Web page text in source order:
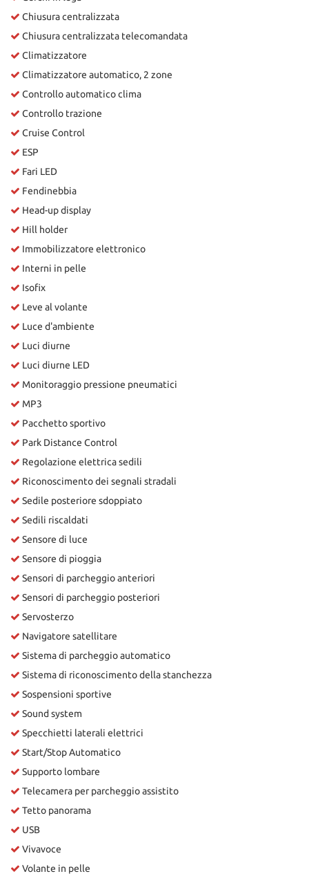
Chiusura centralizzata
Chiusura centralizzata telecomandata
Climatizzatore
Climatizzatore automatico, 2 zone
Controllo automatico clima
Controllo trazione
Cruise Control
ESP
Fari LED
Fendinebbia
Head-up display
Hill holder
Immobilizzatore elettronico
Interni in pelle
Isofix
Leve al volante
Luce d'ambiente
Luci diurne
Luci diurne LED
Monitoraggio pressione pneumatici
MP3
Pacchetto sportivo
Park Distance Control
Regolazione elettrica sedili
Riconoscimento dei segnali stradali
Sedile posteriore sdoppiato
Sedili riscaldati
Sensore di luce
Sensore di pioggia
Sensori di parcheggio anteriori
Sensori di parcheggio posteriori
Servosterzo
Navigatore satellitare
Sistema di parcheggio automatico
Sistema di riconoscimento della stanchezza
Sospensioni sportive
Sound system
Specchietti laterali elettrici
Start/Stop Automatico
Supporto lombare
Telecamera per parcheggio assistito
Tetto panorama
USB
Vivavoce
Volante in pelle